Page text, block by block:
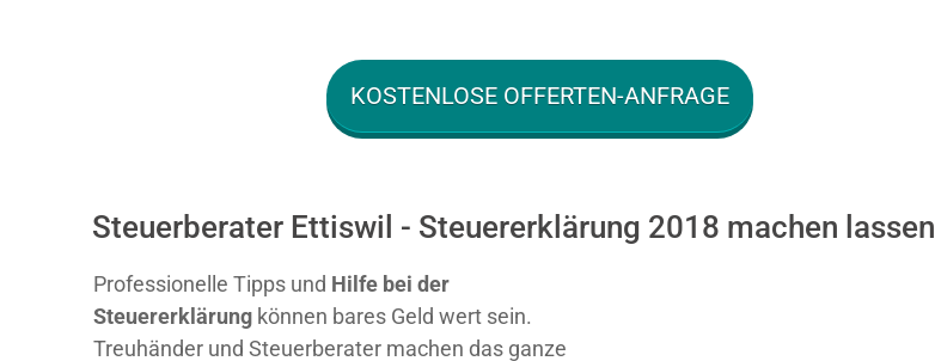
KOSTENLOSE OFFERTEN-ANFRAGE
Steuerberater Ettiswil - Steuererklärung 2018 machen lassen
Professionelle Tipps und Hilfe bei der
Steuererklärung können bares Geld wert sein.
Treuhänder und Steuerberater machen das ganze